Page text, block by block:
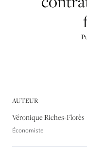
AUTEUR
Véronique Riches-Florès
Économiste